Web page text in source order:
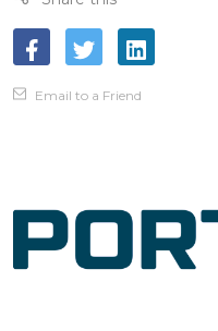
Email to a Friend